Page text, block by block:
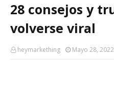
28 consejos y
volverse viral
heymarkething Mayo 28, 2022